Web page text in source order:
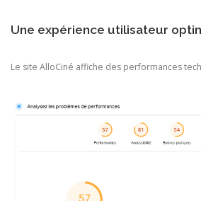
Une expérience utilisateur
Le site AlloCiné affiche des performances